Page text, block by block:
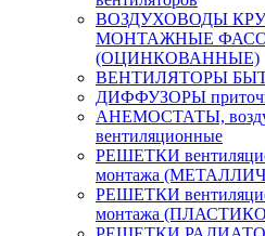
ВОЗДУХОВОДЫ
МОНТАЖНЫЕ
(ОЦИНКОВАННЫЕ)
ВЕНТИЛЯТОРЫ
ДИФФУЗОРЫ
АНЕМОСТАТЫ,
вентиляционные
РЕШЕТКИ
монтажа
РЕШЕТКИ
монтажа